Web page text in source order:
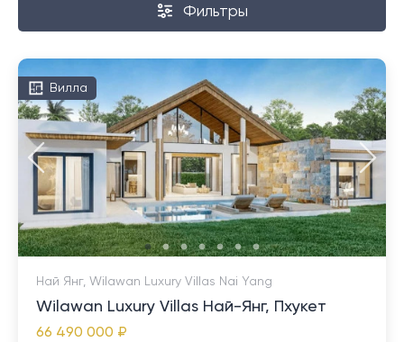
Фильтры
Вилла
Най Янг, Wilawan Luxury Villas Nai Yang
Wilawan Luxury Villas Най-Янг, Пхукет
66 490 000 ₽